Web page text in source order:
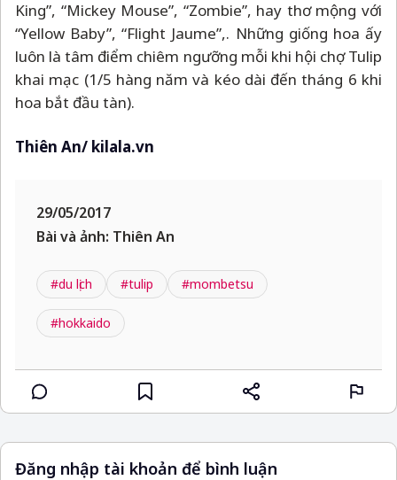
King”, “Mickey Mouse”, “Zombie”, hay thơ mộng với
“Yellow Baby”, “Flight Jaume”,. Những giống hoa ấy
luôn là tâm điểm chiêm ngưỡng mỗi khi hội chợ Tulip
khai mạc (1/5 hàng năm và kéo dài đến tháng 6 khi
hoa bắt đầu tàn).
Thiên An/ kilala.vn
29/05/2017
Bài và ảnh: Thiên An
#du lịch #tulip #mombetsu
#hokkaido
Đăng nhập tài khoản để bình luận